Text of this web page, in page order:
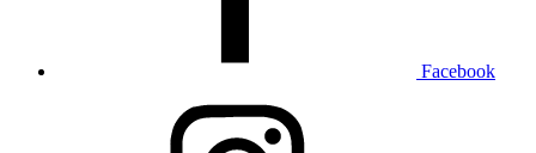
Facebook